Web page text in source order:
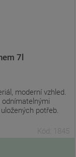
7l
moderní vzhled.
potřeb.
Kód: 1845